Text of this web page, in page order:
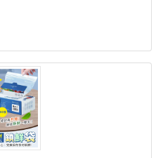
果×巧克力」組合，塞進
＋開心果香氣超有層次
軟糯彈
包呀！🌞
看～